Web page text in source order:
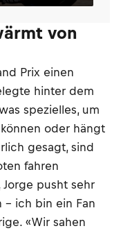
von
Prix einen
hinter dem
spezielles, um
oder hängt
gesagt, sind
fahren
pusht sehr
ich bin ein Fan
«Wir sahen